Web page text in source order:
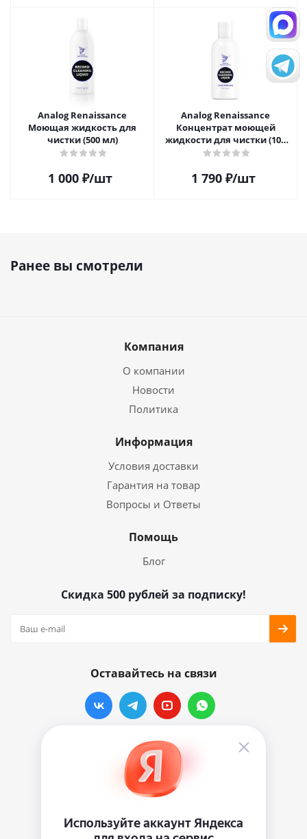
Analog Renaissance
Моющая жидкость для
чистки (500 мл)
1 000₽/шт
Analog Renaissance
Концентрат моющей
жидкости для чистки (100
мл)
1 790₽/шт
Ранее вы смотрели
Компания
О компании
Новости
Политика
Информация
Условия доставки
Гарантия на товар
Вопросы и Ответы
Помощь
Блог
Скидка 500 рублей за подписку!
Оставайтесь на связи
Наши контакты
info@vinylmarkt.ru